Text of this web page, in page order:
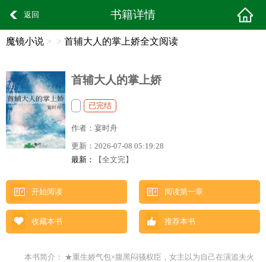
返回 书籍详情
魔镜小说 > > 首辅大人的掌上娇全文阅读
首辅大人的掌上娇
已完结
作者： 宴时舟
更新： 2026-07-08 05:19:28
最新：
【全文完】
开始阅读 阅读第一章
收藏本书 推荐本书
本书简介： ★重生娇气包×腹黑闷骚权臣，女主以为自己在演追夫火